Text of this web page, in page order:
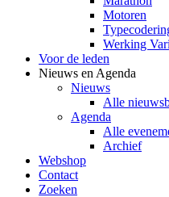
Motoren
Werking
Voor de leden
Nieuws en Agenda
Nieuws
Alle
Agenda
Alle
Archief
Webshop
Contact
Zoeken